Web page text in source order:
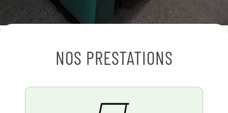
NOS PRESTATIONS